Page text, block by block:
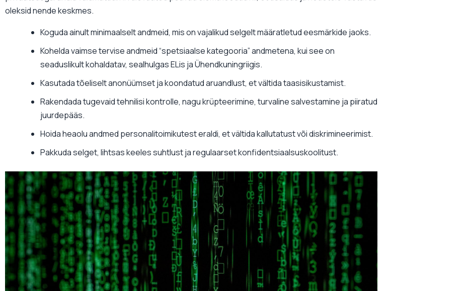
oleksid nende keskmes.
Koguda ainult minimaalselt andmeid, mis on vajalikud selgelt määratletud eesmärkide jaoks.
Kohelda vaimse tervise andmeid “spetsiaalse kategooria” andmetena, kui see on
seaduslikult kohaldatav, sealhulgas ELis ja Ühendkuningriigis.
Kasutada tõeliselt anonüümset ja koondatud aruandlust, et vältida taasisikustamist.
Rakendada tugevaid tehnilisi kontrolle, nagu krüpteerimine, turvaline salvestamine ja piiratud
juurdepääs.
Hoida heaolu andmed personalitoimikutest eraldi, et vältida kallutatust või diskrimineerimist.
Pakkuda selget, lihtsas keeles suhtlust ja regulaarset konfidentsiaalsuskoolitust.